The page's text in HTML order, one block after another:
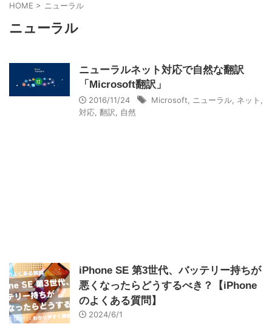
HOME > ニューラル
ニューラル
ニューラルネット対応で自然な翻訳
「Microsoft翻訳」
2016/11/24 Microsoft ニューラル ネット
対応 翻訳 自然
iPhone SE 第3世代、バッテリー持ちが
悪くなったらどうするべき？【iPhone
のよくある質問】
2024/6/1